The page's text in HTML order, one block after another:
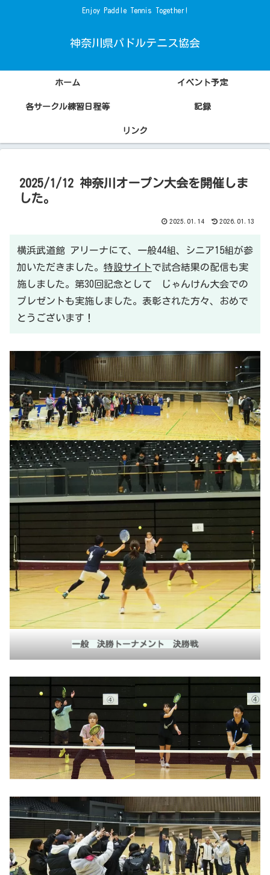
Enjoy Paddle Tennis Together!
神奈川県パドルテニス協会
ホーム イベント予定
各サークル練習日程等 記録
リンク
2025/1/12 神奈川オープン大会を開催しま
した。
2025.01.14 2026.01.13
横浜武道館 アリーナにて、一般44組、シニア15組が参
加いただきました。 特設サイトで試合結果の配信も実
施しました。第30回記念として じゃんけん大会での
プレゼントも実施しました。表彰された方々、おめで
とうございます！
一般 決勝トーナメント 決勝戦